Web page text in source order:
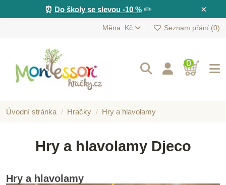
×
⏰ Do školy se slevou -10 %✏️
Měna: Kč Seznam přání (0)
0
Úvodní stránka Hračky Hry a hlavolamy
Hry a hlavolamy Djeco
Hry a hlavolamy